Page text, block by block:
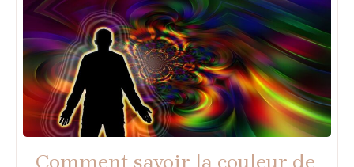
Comment savoir la couleur de